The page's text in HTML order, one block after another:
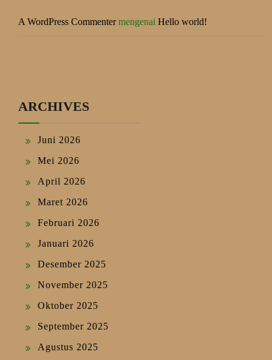
A WordPress Commentermengenai Hello world!
ARCHIVES
Juni 2026
Mei 2026
April 2026
Maret 2026
Februari 2026
Januari 2026
Desember 2025
November 2025
Oktober 2025
September 2025
Agustus 2025